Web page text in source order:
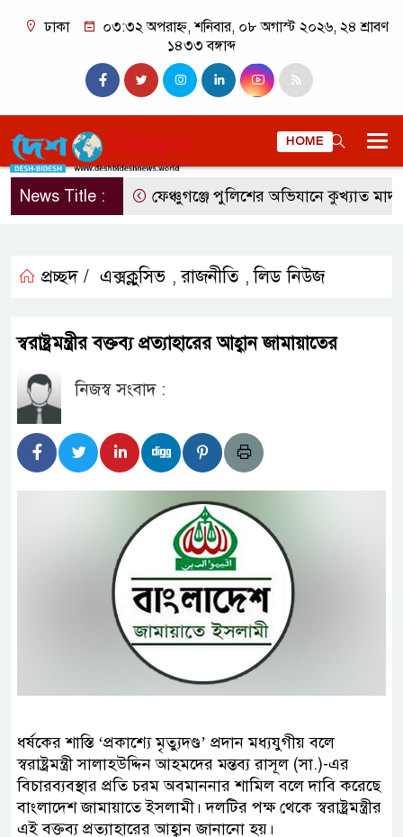
ঢাকা
০৩:৩২ অপরাহ্ন, শনিবার, ০৮ অগাস্ট ২০২৬, ২৪ শ্রাবণ
১৪৩৩ বঙ্গাব্দ
HOME
News Title : ফেঞ্চুগঞ্জে পুলিশের অভিযানে কুখ্যাত মাদক
প্রচ্ছদ / এক্সক্লুসিভ ,রাজনীতি ,লিড নিউজ
স্বরাষ্ট্রমন্ত্রীর বক্তব্য প্রত্যাহারের আহ্বান জামায়াতের
নিজস্ব সংবাদ :
ধর্ষকের শাস্তি ‘প্রকাশ্যে মৃত্যুদণ্ড’ প্রদান মধ্যযুগীয় বলে
স্বরাষ্ট্রমন্ত্রী সালাহউদ্দিন আহমদের মন্তব্য রাসূল (সা.)-এর
বিচারব্যবস্থার প্রতি চরম অবমাননার শামিল বলে দাবি করেছে
বাংলাদেশ জামায়াতে ইসলামী। দলটির পক্ষ থেকে স্বরাষ্ট্রমন্ত্রীর
এই বক্তব্য প্রত্যাহারের আহ্বান জানানো হয়।